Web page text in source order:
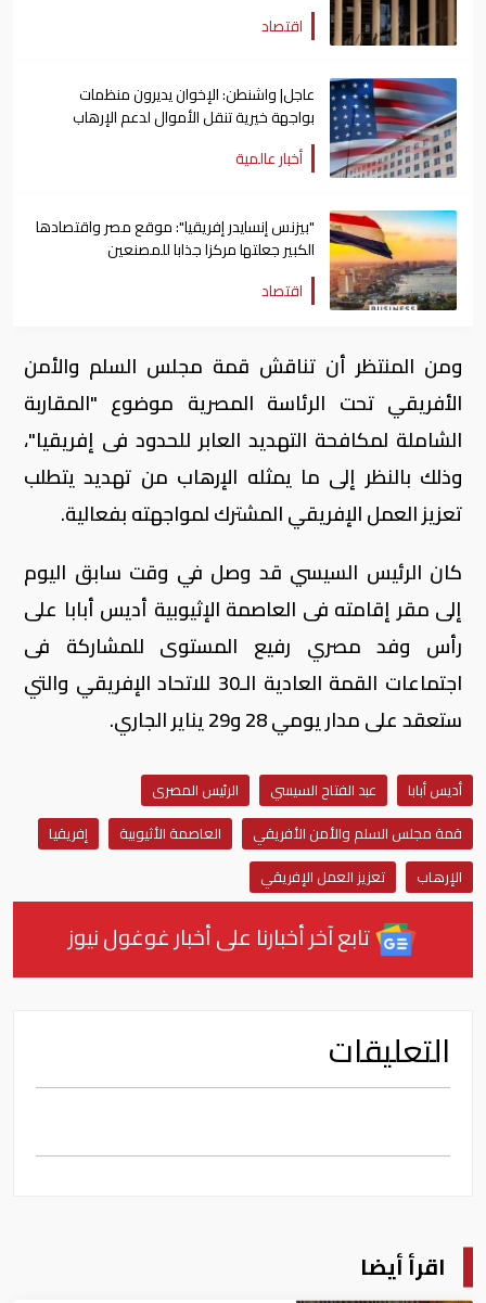
اقتصاد
عاجل| واشنطن: الإخوان يديرون منظمات
بواجهة خيرية تنقل الأموال لدعم الإرهاب
أخبار عالمية
"بيزنس إنسايدر إفريقيا": موقع مصر واقتصادها
الكبير جعلتها مركزا جذابا للمصنعين
اقتصاد
ومن المنتظر أن تناقش قمة مجلس السلم والأمن
الأفريقي تحت الرئاسة المصرية موضوع "المقاربة
الشاملة لمكافحة التهديد العابر للحدود فى إفريقيا"،
وذلك بالنظر إلى ما يمثله الإرهاب من تهديد يتطلب
تعزيز العمل الإفريقي المشترك لمواجهته بفعالية.
كان الرئيس السيسي قد وصل في وقت سابق اليوم
إلى مقر إقامته فى العاصمة الإثيوبية أديس أبابا على
رأس وفد مصري رفيع المستوى للمشاركة فى
اجتماعات القمة العادية الـ30 للاتحاد الإفريقي والتي
ستعقد على مدار يومي 28 و29 يناير الجاري.
أديس أبابا عبد الفتاح السيسي
الرئيس المصرى
قمة مجلس السلم والأمن الأفريقي
العاصمة الأثيوبية
إفريقيا
الإرهاب
تعزيز العمل الإفريقي
تابع آخر أخبارنا على أخبار غوغول نيوز
التعليقات
اقرأ أيضا